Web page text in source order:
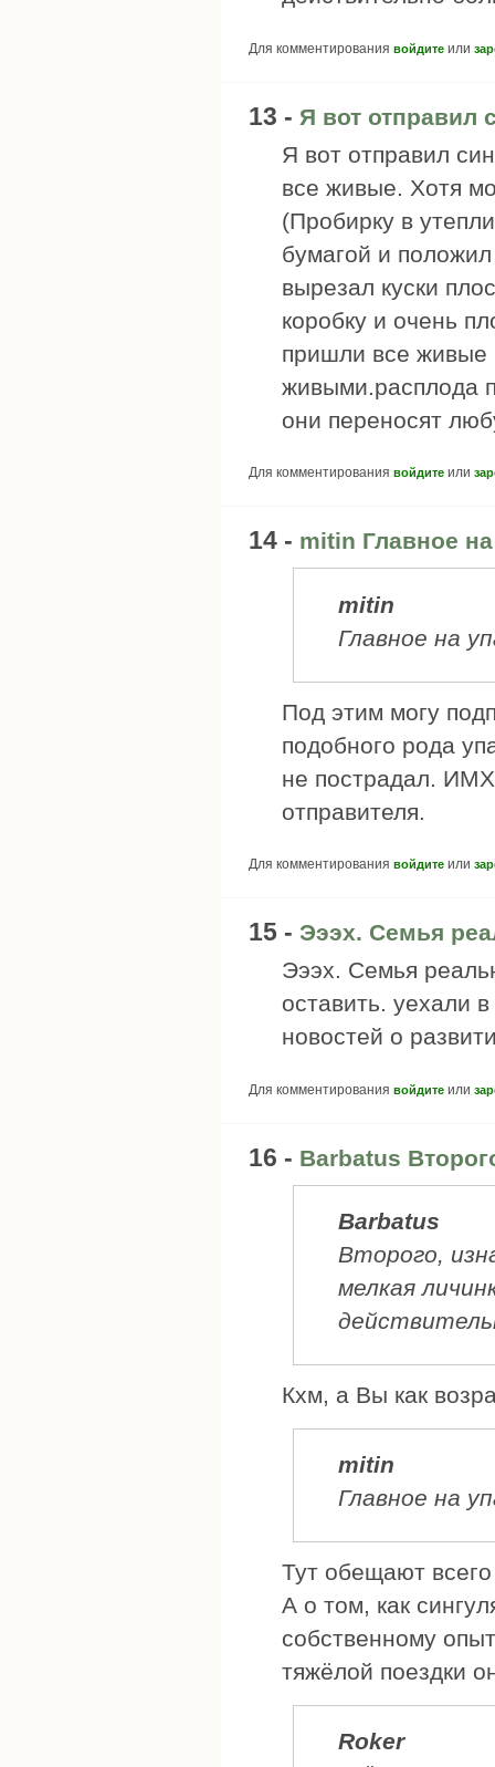
Для комментирования войдите или
13 - Я вот отправил
Я вот отправил
все живые. Хотя
(Пробирку в
бумагой и
вырезал куски
коробку и очень
пришли все живые
живыми.расплода
они переносят
Для комментирования войдите или
14 - mitin Главное
mitin
Главное на
Под этим могу
подобного рода
не пострадал.
отправителя.
Для комментирования войдите или
15 - Эээх. Семья
Эээх. Семья
оставить. уехали
новостей о
Для комментирования войдите или
16 - Barbatus
Barbatus
Второго,
мелкая
Кхм, а Вы как
mitin
Главное на
Тут обещают
А о том, как
собственному
тяжёлой поездки
Roker